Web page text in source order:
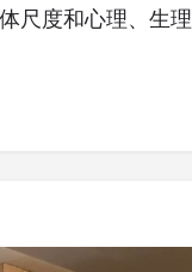
尺度和心理、生理